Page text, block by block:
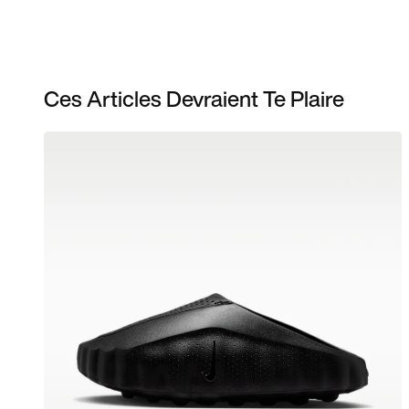
Ces Articles Devraient Te Plaire